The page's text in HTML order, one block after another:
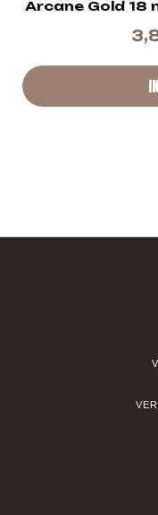
Arcane Gold 18